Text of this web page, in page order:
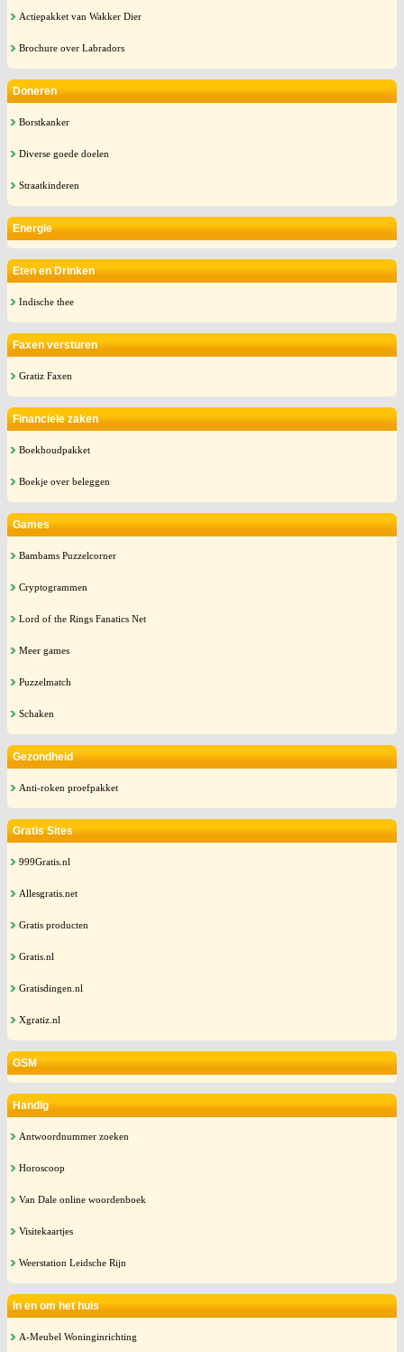
Actiepakket van Wakker Dier
Brochure over Labradors
Doneren
Borstkanker
Diverse goede doelen
Straatkinderen
Energie
Eten en Drinken
Indische thee
Faxen versturen
Gratiz Faxen
Financiele zaken
Boekhoudpakket
Boekje over beleggen
Games
Bambams Puzzelcorner
Cryptogrammen
Lord of the Rings Fanatics Net
Meer games
Puzzelmatch
Schaken
Gezondheid
Anti-roken proefpakket
Gratis Sites
999Gratis.nl
Allesgratis.net
Gratis producten
Gratis.nl
Gratisdingen.nl
Xgratiz.nl
GSM
Handig
Antwoordnummer zoeken
Horoscoop
Van Dale online woordenboek
Visitekaartjes
Weerstation Leidsche Rijn
In en om het huis
A-Meubel Woninginrichting